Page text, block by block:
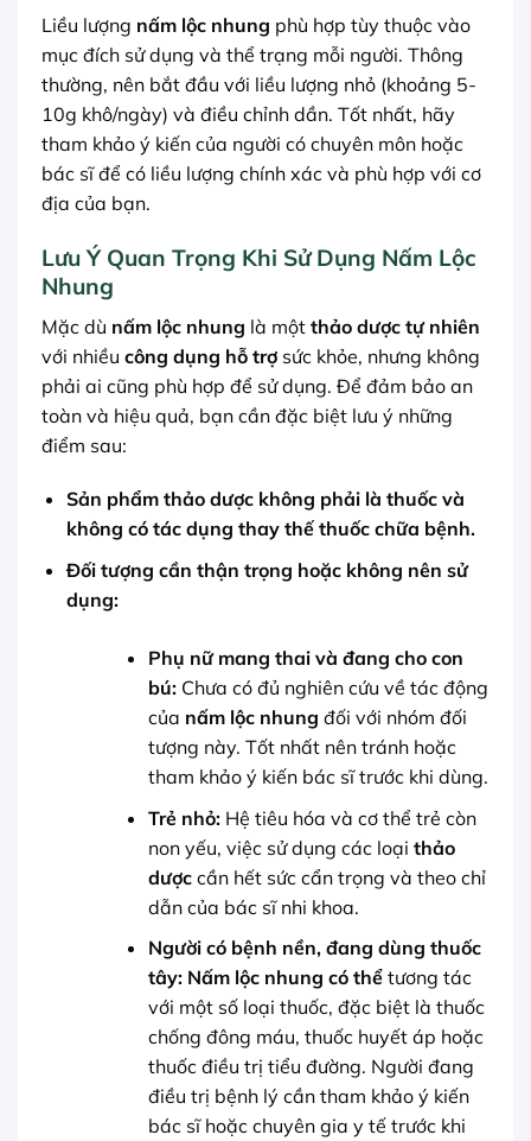
Liều lượng nấm lộc nhung phù hợp tùy thuộc vào
mục đích sử dụng và thể trạng mỗi người. Thông
thường, nên bắt đầu với liều lượng nhỏ (khoảng 5-
10g khô/ngày) và điều chỉnh dần. Tốt nhất, hãy
tham khảo ý kiến của người có chuyên môn hoặc
bác sĩ để có liều lượng chính xác và phù hợp với cơ
địa của bạn.
Lưu Ý Quan Trọng Khi Sử Dụng Nấm Lộc
Nhung
Mặc dù nấm lộc nhung là một thảo dược tự nhiên
với nhiều công dụng hỗ trợ sức khỏe, nhưng không
phải ai cũng phù hợp để sử dụng. Để đảm bảo an
toàn và hiệu quả, bạn cần đặc biệt lưu ý những
điểm sau:
Sản phẩm thảo dượckhông phải là thuốc và
không có tác dụng thay thế thuốc chữa bệnh.
Đối tượng cần thận trọng hoặc không nên sử
dụng:
Phụ nữ mang thai và đang cho con
bú:Chưa có đủ nghiên cứu về tác động
của nấm lộc nhung đối với nhóm đối
tượng này. Tốt nhất nên tránh hoặc
tham khảo ý kiến bác sĩ trước khi dùng.
Trẻ nhỏ:Hệ tiêu hóa và cơ thể trẻ còn
non yếu, việc sử dụng các loại thảo
dượccần hết sức cẩn trọng và theo chỉ
dẫn của bác sĩ nhi khoa.
Người có bệnh nền, đang dùng thuốc
tây: Nấm lộc nhung có thểtương tác
với một số loại thuốc, đặc biệt là thuốc
chống đông máu, thuốc huyết áp hoặc
thuốc điều trị tiểu đường. Người đang
điều trị bệnh lý cần tham khảo ý kiến
bác sĩ hoặc chuyên gia y tế trước khi